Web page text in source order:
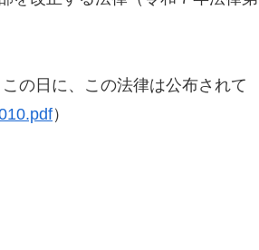
の日に、この法律は公布されて
）